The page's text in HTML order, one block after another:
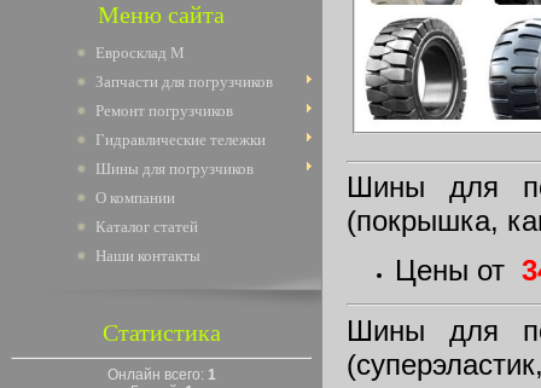
Меню сайта
Евросклад М
Запчасти для погрузчиков
Ремонт погрузчиков
Гидравлические тележки
Шины для погрузчиков
О компании
Каталог статей
Наши контакты
Статистика
Онлайн всего: 1
Шины для
(покрышка,
Цены от
Шины для